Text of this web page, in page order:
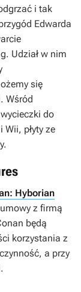
i tak
Edwarda
Udział w nim
się
Wśród
do
płyty ze
Hyborian
z firmą
będą
korzystania z
a przy